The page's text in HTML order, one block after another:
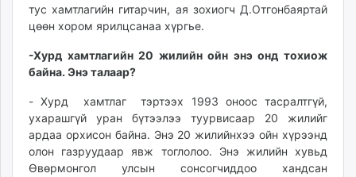
shuud.mn
eagle.mn
ergelt.mn
zarig.mn
zuv.mn
mminfo.mn
ugluu.mn
urlag.mn
тус хамтлагийн гитарчин, ая зохиогч Д.Отгонбаяртай
цөөн хором ярилцсанаа хүргье.
-Хурд хамтлагийн 20 жилийн ойн энэ онд тохиож
байна. Энэ талаар?
- Хурд хамтлаг тэртээх 1993 оноос тасралтгүй,
ухарашгүй уран бүтээлээ туурвисаар 20 жилийг
ардаа орхисон байна. Энэ 20 жилийнхээ ойн хүрээнд
олон газруудаар явж тоглолоо. Энэ жилийн хувьд
Өвөрмонгол улсын сонсогчиддоо хандсан